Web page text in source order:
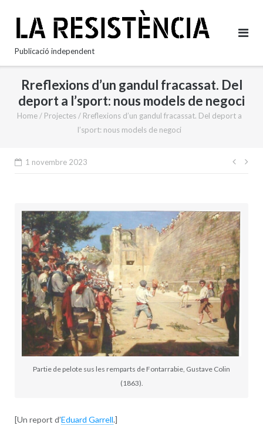
content
Publicació independent
Rreflexions d’un gandul fracassat. Del
deport a l’sport: nous models de negoci
Home / Projectes / Rreflexions d’un gandul fracassat. Del deport a
l’sport: nous models de negoci
1 novembre 2023
Partie de pelote sus les remparts de Fontarrabie, Gustave Colin
(1863).
[Un report d’Eduard Garrell.]